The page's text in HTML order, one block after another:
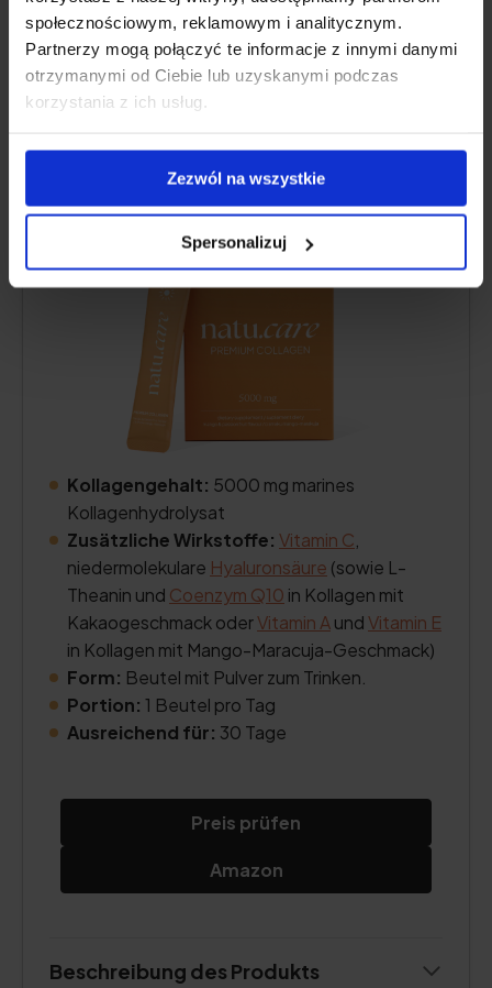
społecznościowym, reklamowym i analitycznym.
Partnerzy mogą połączyć te informacje z innymi danymi
otrzymanymi od Ciebie lub uzyskanymi podczas
korzystania z ich usług.
Zezwól na wszystkie
Spersonalizuj
BESTE GESAMTLEISTUNG
Natu.Care Kollagen Premium 5000
Kollagengehalt: 5000 mg marines
Kollagenhydrolysat
Zusätzliche Wirkstoffe: Vitamin C
niedermolekulare Hyaluronsäure (sowie L-
Theanin und Coenzym Q10 in Kollagen mit
Kakaogeschmack oderVitamin AundVitamin E
in Kollagen mit Mango-Maracuja-Geschmack)
Form: Beutel mit Pulver zum Trinken.
Portion: 1 Beutel pro Tag
Ausreichend für: 30 Tage
Preis prüfen
Amazon
Beschreibung des Produkts